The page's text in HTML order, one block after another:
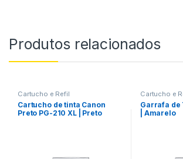
Produtos relacionados
Cartucho e Refil
Cartucho de tinta Canon
Preto PG-210 XL | Preto
Cartucho e
Garrafa de
| Amarelo